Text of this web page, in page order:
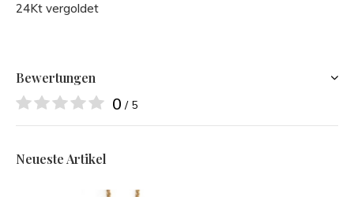
24Kt vergoldet
Bewertungen
0 / 5
Neueste Artikel